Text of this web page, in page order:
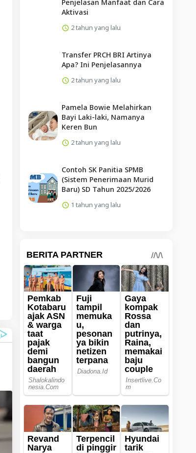
Penjelasan Manfaat dan Cara
Aktivasi
2 tahun yang lalu
Transfer PRCH BRI Artinya
Apa? Ini Penjelasannya
2 tahun yang lalu
Pamela Bowie Melahirkan
Bayi Laki-laki, Namanya
Keren Bun
2 tahun yang lalu
Contoh SK Panitia SPMB
(Sistem Penerimaan Murid
Baru) SD Tahun 2025/2026
1 tahun yang lalu